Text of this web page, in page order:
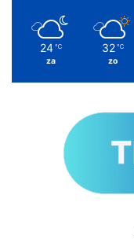
24 ℃
za
32 ℃
zo